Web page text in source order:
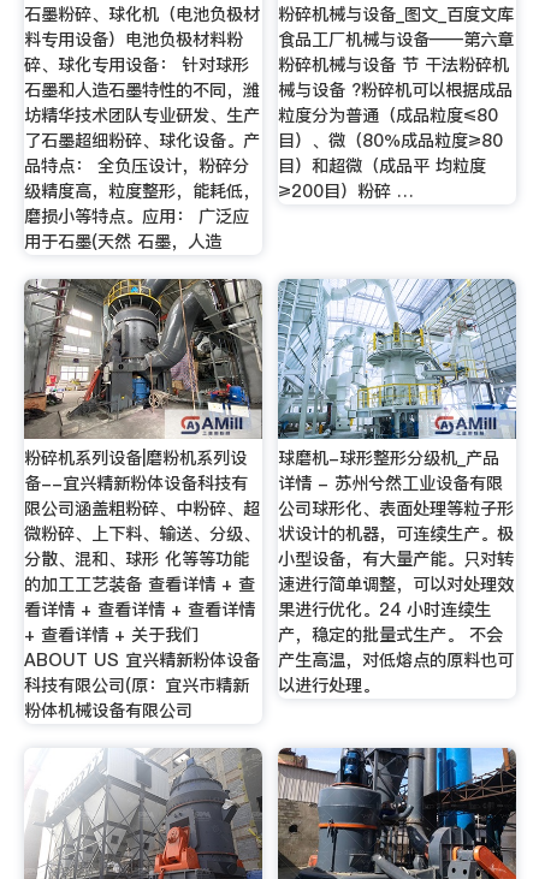
石墨粉碎、球化机（电池负极材
料专用设备）电池负极材料粉
碎、球化专用设备： 针对球形
石墨和人造石墨特性的不同，潍
坊精华技术团队专业研发、生产
了石墨超细粉碎、球化设备。产
品特点： 全负压设计，粉碎分
级精度高，粒度整形，能耗低，
磨损小等特点。应用： 广泛应
用于石墨(天然 石墨，人造
粉碎机械与设备_图文_百度文库
食品工厂机械与设备——第六章
粉碎机械与设备 节 干法粉碎机
械与设备 ?粉碎机可以根据成品
粒度分为普通（成品粒度≤80
目）、微（80％成品粒度≥80
目）和超微（成品平 均粒度
≥200目）粉碎 …
粉碎机系列设备|磨粉机系列设
备--宜兴精新粉体设备科技有
限公司涵盖粗粉碎、中粉碎、超
微粉碎、上下料、输送、分级、
分散、混和、球形 化等等功能
的加工工艺装备 查看详情 + 查
看详情 + 查看详情 + 查看详情
+ 查看详情 + 关于我们
ABOUT US 宜兴精新粉体设备
科技有限公司(原：宜兴市精新
粉体机械设备有限公司
球磨机-球形整形分级机_产品
详情 - 苏州兮然工业设备有限
公司球形化、表面处理等粒子形
状设计的机器，可连续生产。极
小型设备，有大量产能。只对转
速进行简单调整，可以对处理效
果进行优化。24 小时连续生
产，稳定的批量式生产。 不会
产生高温，对低熔点的原料也可
以进行处理。